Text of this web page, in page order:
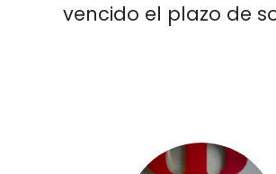
vencido el plazo de